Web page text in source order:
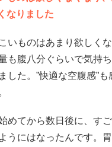
なりました
いものはあまり欲しく
も腹八分ぐらいで気持
した。”快適な空腹感”も
めてから数日後に、す
うにはなったんです。